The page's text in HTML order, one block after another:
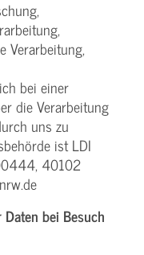
Verarbeitung,
bei einer
die Verarbeitung
uns zu
ist LDI
40102
bei Besuch